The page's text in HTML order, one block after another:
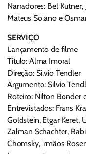
Narradores: Bel
Mateus Solano e
SERVIÇO
Lançamento de filme
Título: Alma Imoral
Direção: Silvio Tendler
Argumento: Silvio
Roteiro: Nilton Bonder
Entrevistados: Frans
Goldstein, Etgar Keret,
Zalman Schachter,
Chomsky, irmãos